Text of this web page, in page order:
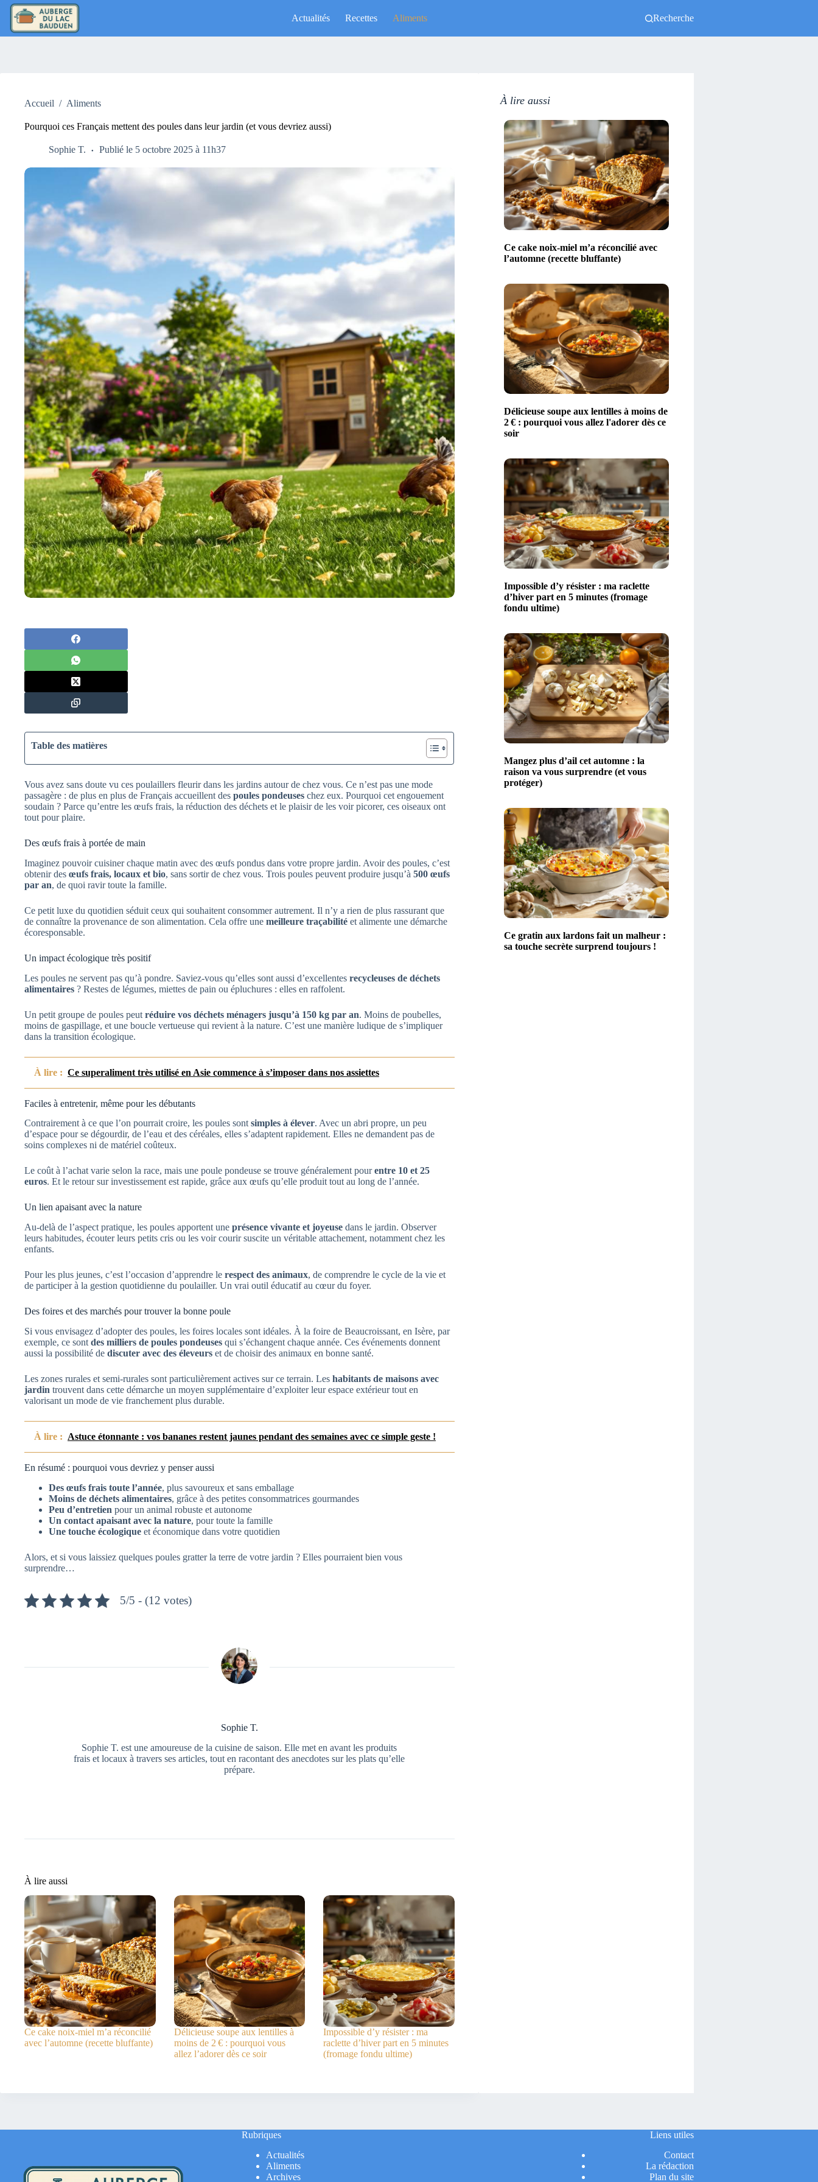
Passer
contenu
Actualités Recettes Aliments Recherche
Accueil / Aliments
Pourquoi ces Français mettent des poules dans leur jardin (et vous devriez aussi)
Sophie T. Publié le 5 octobre 2025 à 11h37
Table des matières
Vous avez sans doute vu ces poulaillers fleurir dans les jardins autour de chez vous. Ce n’est pas une mode
passagère : de plus en plus de Français accueillent des poules pondeuses chez eux. Pourquoi cet engouement
soudain ? Parce qu’entre les œufs frais, la réduction des déchets et le plaisir de les voir picorer, ces oiseaux ont
tout pour plaire.
Des œufs frais à portée de main
Imaginez pouvoir cuisiner chaque matin avec des œufs pondus dans votre propre jardin. Avoir des poules, c’est
obtenir des œufs frais, locaux et bio, sans sortir de chez vous. Trois poules peuvent produire jusqu’à 500 œufs
par an, de quoi ravir toute la famille.
Ce petit luxe du quotidien séduit ceux qui souhaitent consommer autrement. Il n’y a rien de plus rassurant que
de connaître la provenance de son alimentation. Cela offre une meilleure traçabilité et alimente une démarche
écoresponsable.
Un impact écologique très positif
Les poules ne servent pas qu’à pondre. Saviez-vous qu’elles sont aussi d’excellentes recycleuses de déchets
alimentaires ? Restes de légumes, miettes de pain ou épluchures : elles en raffolent.
Un petit groupe de poules peut réduire vos déchets ménagers jusqu’à 150 kg par an. Moins de poubelles,
moins de gaspillage, et une boucle vertueuse qui revient à la nature. C’est une manière ludique de s’impliquer
dans la transition écologique.
À lire : Ce superaliment très utilisé en Asie commence à s’imposer dans nos assiettes
Faciles à entretenir, même pour les débutants
Contrairement à ce que l’on pourrait croire, les poules sont simples à élever. Avec un abri propre, un peu
d’espace pour se dégourdir, de l’eau et des céréales, elles s’adaptent rapidement. Elles ne demandent pas de
soins complexes ni de matériel coûteux.
Le coût à l’achat varie selon la race, mais une poule pondeuse se trouve généralement pourentre 10 et 25
euros. Et le retour sur investissement est rapide, grâce aux œufs qu’elle produit tout au long de l’année.
Un lien apaisant avec la nature
Au-delà de l’aspect pratique, les poules apportent une présence vivante et joyeuse dans le jardin. Observer
leurs habitudes, écouter leurs petits cris ou les voir courir suscite un véritable attachement, notamment chez les
enfants.
Pour les plus jeunes, c’est l’occasion d’apprendre le respect des animaux, de comprendre le cycle de la vie et
de participer à la gestion quotidienne du poulailler. Un vrai outil éducatif au cœur du foyer.
Des foires et des marchés pour trouver la bonne poule
Si vous envisagez d’adopter des poules, les foires locales sont idéales. À la foire de Beaucroissant, en Isère, par
exemple, ce sont des milliers de poules pondeuses qui s’échangent chaque année. Ces événements donnent
aussi la possibilité de discuter avec des éleveurs et de choisir des animaux en bonne santé.
Les zones rurales et semi-rurales sont particulièrement actives sur ce terrain. Les habitants de maisons avec
jardin trouvent dans cette démarche un moyen supplémentaire d’exploiter leur espace extérieur tout en
valorisant un mode de vie franchement plus durable.
À lire : Astuce étonnante : vos bananes restent jaunes pendant des semaines avec ce simple geste !
En résumé : pourquoi vous devriez y penser aussi
Des œufs frais toute l’année, plus savoureux et sans emballage
Moins de déchets alimentaires, grâce à des petites consommatrices gourmandes
Peu d’entretien pour un animal robuste et autonome
Un contact apaisant avec la nature, pour toute la famille
Une touche écologique et économique dans votre quotidien
Alors, et si vous laissiez quelques poules gratter la terre de votre jardin ? Elles pourraient bien vous
surprendre…
5/5 - (12 votes)
Sophie T.
Sophie T. est une amoureuse de la cuisine de saison. Elle met en avant les produits
frais et locaux à travers ses articles, tout en racontant des anecdotes sur les plats qu’elle
prépare.
À lire aussi
Ce cake noix-miel m’a réconcilié
avec l’automne (recette bluffante)
Délicieuse soupe aux lentilles à
moins de 2 € : pourquoi vous
allez l’adorer dès ce soir
Impossible d’y résister : ma
raclette d’hiver part en 5 minutes
(fromage fondu ultime)
À lire aussi
Ce cake noix-miel m’a réconcilié avec
l’automne (recette bluffante)
Délicieuse soupe aux lentilles à moins de
2 € : pourquoi vous allez l'adorer dès ce
soir
Impossible d’y résister : ma raclette
d’hiver part en 5 minutes (fromage
fondu ultime)
Mangez plus d’ail cet automne : la
raison va vous surprendre (et vous
protéger)
Ce gratin aux lardons fait un malheur :
sa touche secrète surprend toujours !
Rubriques
Actualités
Aliments
Archives
Liens utiles
Contact
La rédaction
Plan du site